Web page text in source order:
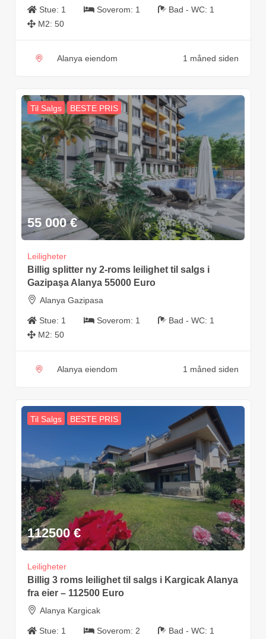
Stue: 1 Soverom: 1 Bad - WC: 1
M2: 50
Alanya eiendom 1 måned siden
Til Salgs BESTE PRIS
55 000 €
Leiligheter
Billig splitter ny 2-roms leilighet til salgs i
Gazipaşa Alanya 55000 Euro
Alanya Gazipasa
Stue: 1 Soverom: 1 Bad - WC: 1
M2: 50
Alanya eiendom 1 måned siden
Til Salgs BESTE PRIS
112500 €
Leiligheter
Billig 3 roms leilighet til salgs i Kargicak Alanya
fra eier – 112500 Euro
Alanya Kargicak
Stue: 1 Soverom: 2 Bad - WC: 1